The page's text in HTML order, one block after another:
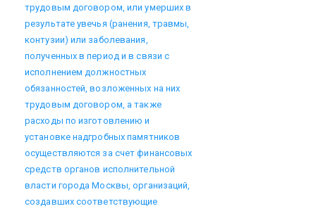
трудовым договором, или умерших в
результате увечья (ранения, травмы,
контузии) или заболевания,
полученных в период и в связи с
исполнением должностных
обязанностей, возложенных на них
трудовым договором, а также
расходы по изготовлению и
установке надгробных памятников
осуществляются за счет финансовых
средств органов исполнительной
власти города Москвы, организаций,
создавших соответствующие